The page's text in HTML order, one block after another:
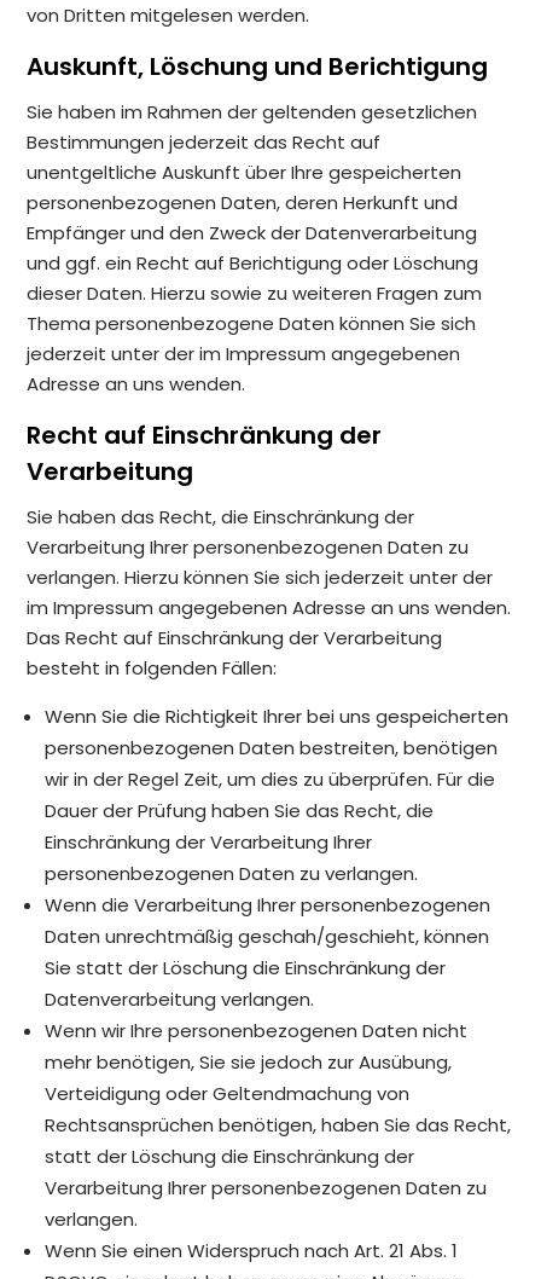
von Dritten mitgelesen werden.
Auskunft, Löschung und Berichtigung
Sie haben im Rahmen der geltenden gesetzlichen
Bestimmungen jederzeit das Recht auf
unentgeltliche Auskunft über Ihre gespeicherten
personenbezogenen Daten, deren Herkunft und
Empfänger und den Zweck der Datenverarbeitung
und ggf. ein Recht auf Berichtigung oder Löschung
dieser Daten. Hierzu sowie zu weiteren Fragen zum
Thema personenbezogene Daten können Sie sich
jederzeit unter der im Impressum angegebenen
Adresse an uns wenden.
Recht auf Einschränkung der
Verarbeitung
Sie haben das Recht, die Einschränkung der
Verarbeitung Ihrer personenbezogenen Daten zu
verlangen. Hierzu können Sie sich jederzeit unter der
im Impressum angegebenen Adresse an uns wenden.
Das Recht auf Einschränkung der Verarbeitung
besteht in folgenden Fällen:
Wenn Sie die Richtigkeit Ihrer bei uns gespeicherten
personenbezogenen Daten bestreiten, benötigen
wir in der Regel Zeit, um dies zu überprüfen. Für die
Dauer der Prüfung haben Sie das Recht, die
Einschränkung der Verarbeitung Ihrer
personenbezogenen Daten zu verlangen.
Wenn die Verarbeitung Ihrer personenbezogenen
Daten unrechtmäßig geschah/geschieht, können
Sie statt der Löschung die Einschränkung der
Datenverarbeitung verlangen.
Wenn wir Ihre personenbezogenen Daten nicht
mehr benötigen, Sie sie jedoch zur Ausübung,
Verteidigung oder Geltendmachung von
Rechtsansprüchen benötigen, haben Sie das Recht,
statt der Löschung die Einschränkung der
Verarbeitung Ihrer personenbezogenen Daten zu
verlangen.
Wenn Sie einen Widerspruch nach Art. 21 Abs. 1